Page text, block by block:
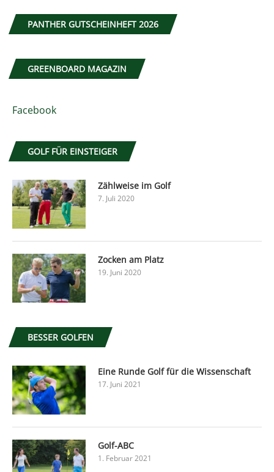
PANTHER GUTSCHEINHEFT 2026
GREENBOARD MAGAZIN
Facebook
GOLF FÜR EINSTEIGER
Zählweise im Golf
7. Juli 2020
Zocken am Platz
19. Juni 2020
BESSER GOLFEN
Eine Runde Golf für die Wissenschaft
17. Juni 2021
Golf-ABC
1. Februar 2021